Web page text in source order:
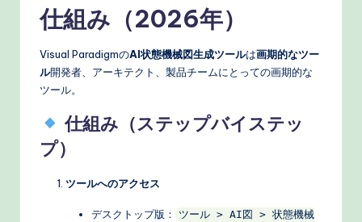
仕組み（2026年）
Visual ParadigmのAI状態機械図生成ツールは画期的なツー
ル開発者、アーキテクト、製品チームにとっての画期的な
ツール。
仕組み（ステップバイステッ
プ）
ツールへのアクセス
デスクトップ版：
ツール > AI図 > 状態機械